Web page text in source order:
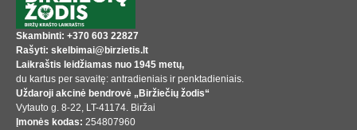
Skambinti: +370 603 22827
Rašyti: skelbimai@birzietis.lt
Laikraštis leidžiamas nuo 1945 metų,
du kartus per savaitę: antradieniais ir penktadieniais.
Uždaroji akcinė bendrovė „Biržiečių žodis“
Vytauto g. 8-22, LT-41174. Biržai
Įmonės kodas: 254807960